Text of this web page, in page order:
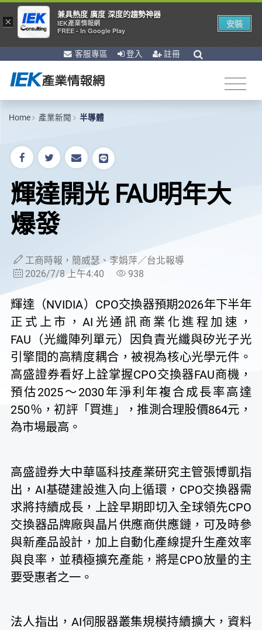
客服專區 登入 註冊
Home 產業新聞 半導體
輝達開光 FAU明年大
爆發
工商時報，簡威瑟、李娟萍／台北報導
2026/7/8 上午4:40
938
輝達（NVIDIA）CPO交換器預期2026年下半年
正式上市，AI光通訊商業化進程加速，
FAU（光纖陣列單元）因負責光纖與矽光子光
引擎間的高精度耦合，被視為核心光學元件。
高盛證券看好上詮掌握CPO交換器FAU商機，
預估2025～2030年淨利年複合成長率高達
250％，初評「買進」，推測合理股價864元，
為市場最高。
高盛證券大中華區科技產業研究主管張博凱指
出，AI基礎建設進入向上循環，CPO交換器需
求將持續成長，上詮早期即切入全球領先CPO
交換器品牌廠與晶片供應商供應鏈，可及時參
與新產品設計，加上自動化產線提升生產效率
與良率，並積極擴充產能，將是CPO放量的主
要受惠者之一。
法人指出，AI伺服器叢集規模持續擴大，資料
×
兼具熱度 廣度 深度的趨勢神器
IEK產業情報網
FREE - In Google Play
安裝